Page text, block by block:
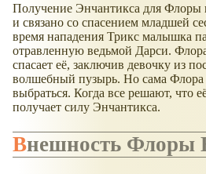
Получение Энчантикса для
и связано со спасением младшей
время нападения Трикс малышка
отравленную ведьмой Дарси. Флора
спасает её, заключив девочку из
волшебный пузырь. Но сама
выбраться. Когда все решают, что
получает силу Энчантикса.
Внешность Флоры